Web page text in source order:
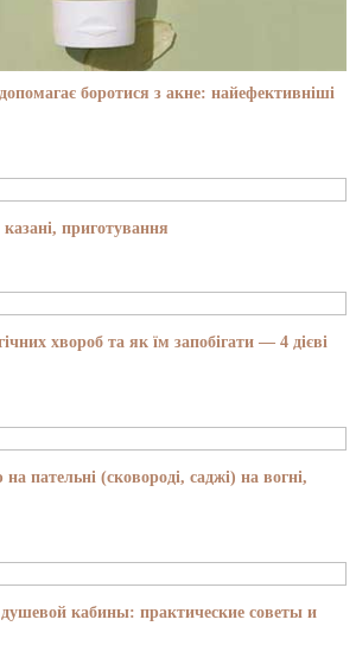
боротися з акне: найефективніші
приготування
хвороб та як їм запобігати — 4 дієві
пательні (сковороді, саджі) на вогні,
кабины: практические советы и